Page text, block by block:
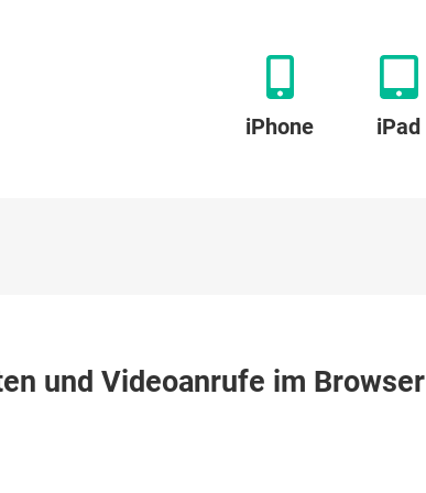
iPhone iPad
und Videoanrufe im Browser